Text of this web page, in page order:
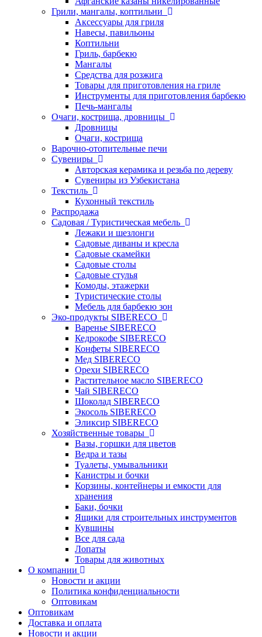
Грили, мангалы, коптильни
Аксессуары для гриля
Навесы, павильоны
Коптильни
Гриль, барбекю
Мангалы
Средства для розжига
Товары для приготовления на гриле
Инструменты для приготовления барбекю
Печь-мангалы
Очаги, кострища, дровницы
Дровницы
Очаги, кострища
Варочно-отопительные печи
Сувениры
Авторская керамика и резьба по дереву
Сувениры из Узбекистана
Текстиль
Кухонный текстиль
Распродажа
Садовая / Туристическая мебель
Лежаки и шезлонги
Садовые диваны и кресла
Садовые скамейки
Садовые столы
Садовые стулья
Комоды, этажерки
Туристические столы
Мебель для барбекю зон
Эко-продукты SIBERECO
Варенье SIBERECO
Кедрокофе SIBERECO
Конфеты SIBERECO
Мед SIBERECO
Орехи SIBERECO
Растительное масло SIBERECO
Чай SIBERECO
Шоколад SIBERECO
Экосоль SIBERECO
Эликсир SIBERECO
Хозяйственные товары
Вазы, горшки для цветов
Ведра и тазы
Туалеты, умывальники
Канистры и бочки
Корзины, контейнеры и емкости для
хранения
Баки, бочки
Ящики для строительных инструментов
Кувшины
Все для сада
Лопаты
Товары для животных
О компании
Новости и акции
Политика конфиденциальности
Оптовикам
Оптовикам
Доставка и оплата
Новости и акции